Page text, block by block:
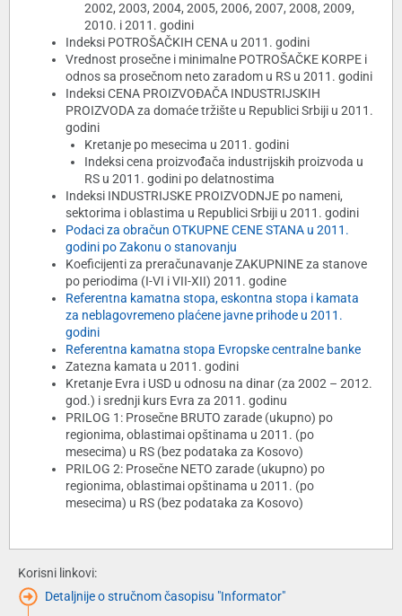
2002, 2003, 2004, 2005, 2006, 2007, 2008, 2009,
2010. i 2011. godini
Indeksi POTROŠAČKIH CENA u 2011. godini
Vrednost prosečne i minimalne POTROŠAČKE KORPE i
odnos sa prosečnom neto zaradom u RS u 2011. godini
Indeksi CENA PROIZVOĐAČA INDUSTRIJSKIH
PROIZVODA za domaće tržište u Republici Srbiji u 2011.
godini
Kretanje po mesecima u 2011. godini
Indeksi cena proizvođača industrijskih proizvoda u
RS u 2011. godini po delatnostima
Indeksi INDUSTRIJSKE PROIZVODNJE po nameni,
sektorima i oblastima u Republici Srbiji u 2011. godini
Podaci za obračun OTKUPNE CENE STANA u 2011.
godini po Zakonu o stanovanju
Koeficijenti za preračunavanje ZAKUPNINE za stanove
po periodima (I-VI i VII-XII) 2011. godine
Referentna kamatna stopa, eskontna stopa i kamata
za neblagovremeno plaćene javne prihode u 2011.
godini
Referentna kamatna stopa Evropske centralne banke
Zatezna kamata u 2011. godini
Kretanje Evra i USD u odnosu na dinar (za 2002 – 2012.
god.) i srednji kurs Evra za 2011. godinu
PRILOG 1: Prosečne BRUTO zarade (ukupno) po
regionima, oblastimai opštinama u 2011. (po
mesecima) u RS (bez podataka za Kosovo)
PRILOG 2: Prosečne NETO zarade (ukupno) po
regionima, oblastimai opštinama u 2011. (po
mesecima) u RS (bez podataka za Kosovo)
Korisni linkovi:
Detaljnije o stručnom časopisu "Informator"